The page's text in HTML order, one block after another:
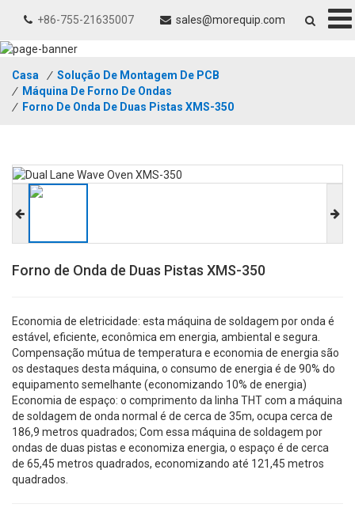
+86-755-21635007 sales@morequip.com
Casa / Solução De Montagem De PCB
/
Máquina De Forno De Ondas
/
Forno De Onda De Duas Pistas XMS-350
Forno de Onda de Duas Pistas XMS-350
Economia de eletricidade: esta máquina de soldagem por onda é
estável, eficiente, econômica em energia, ambiental e segura.
Compensação mútua de temperatura e economia de energia são
os destaques desta máquina, o consumo de energia é de 90% do
equipamento semelhante (economizando 10% de energia)
Economia de espaço: o comprimento da linha THT com a máquina
de soldagem de onda normal é de cerca de 35m, ocupa cerca de
186,9 metros quadrados; Com essa máquina de soldagem por
ondas de duas pistas e economiza energia, o espaço é de cerca
de 65,45 metros quadrados, economizando até 121,45 metros
quadrados.